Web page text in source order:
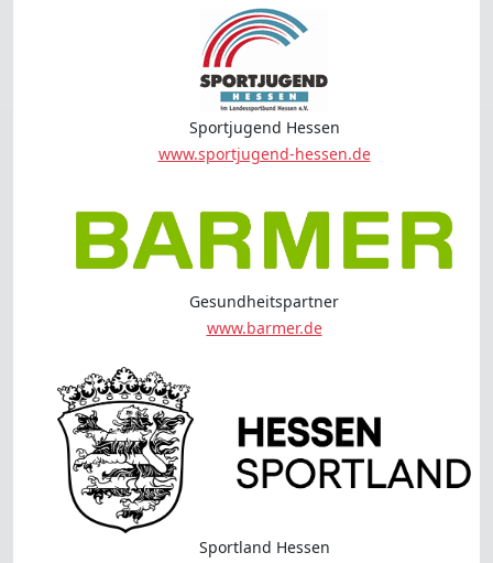
Sportjugend Hessen
www.sportjugend-hessen.de
Gesundheitspartner
www.barmer.de
Sportland Hessen